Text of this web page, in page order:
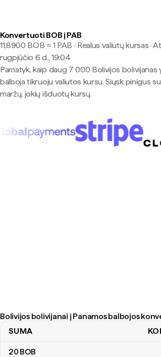
Konvertuoti BOB į PAB
11,8900 BOB ≈ 1 PAB · Realus valiutų kursas ·
rugpjūčio 6 d., 19:04
Pamatyk, kaip daug 7 000 Bolivijos bolivijanas
balboja tikruoju valiutos kursu. Siųsk pinigus
maržų, jokių išduotų kursų.
Bolivijos bolivijanai į Panamos balbojos
Bolivijos bolivijanai į Panamos balbojos
SUMA
20 BOB